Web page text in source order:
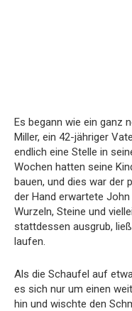
Es begann wie ein ganz
Miller, ein 42-jähriger
endlich eine Stelle in
Wochen hatten seine
bauen, und dies war der
der Hand erwartete
Wurzeln, Steine und
stattdessen ausgrub,
laufen.
Als die Schaufel auf
es sich nur um einen
hin und wischte den